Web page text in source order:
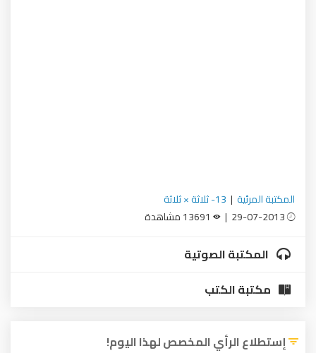
المكتبة المرئية | 13- ثلاثة × ثلاثة
المكتبة الصوتية
مكتبة الكتب
إستطلاع الرأي المخصص لهذا اليوم!